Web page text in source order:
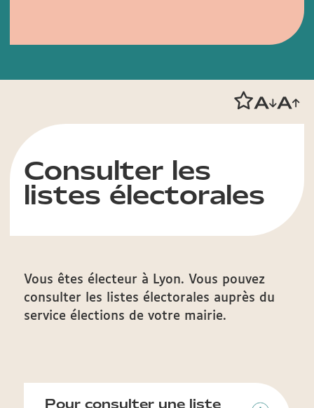
Consulter les
listes électorales
Vous êtes électeur à Lyon. Vous pouvez
consulter les listes électorales auprès du
service élections de votre mairie.
Pour consulter une liste